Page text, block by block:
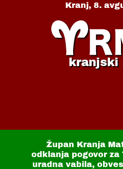
Kranj, 8.
Župan Kranja
odklanja pogovor za
uradna vabila,